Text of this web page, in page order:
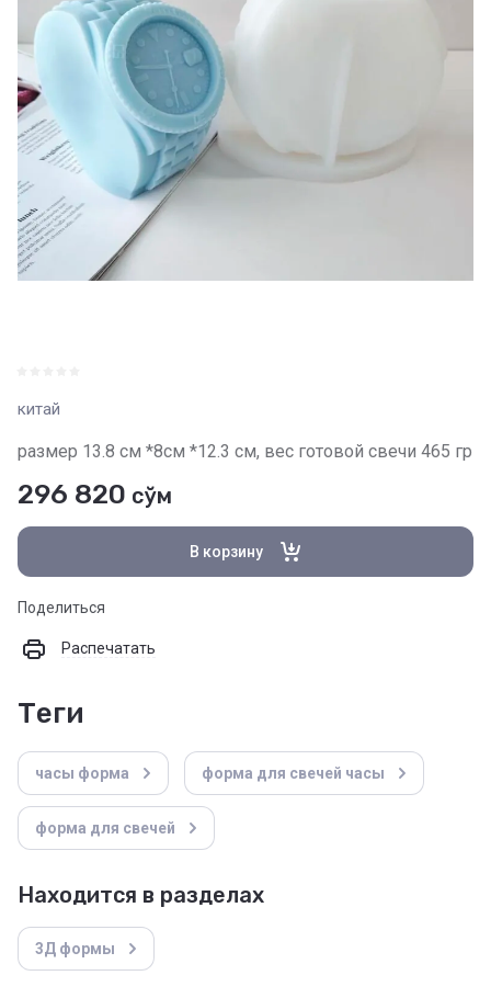
китай
размер 13.8 см *8см *12.3 см, вес готовой свечи 465 гр
296 820 сўм
В корзину
Поделиться
Распечатать
теги
часы форма форма для свечей часы
форма для свечей
Находится в разделах
3Д формы